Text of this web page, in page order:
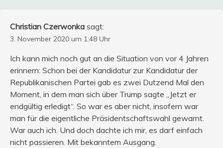
Christian Czerwonka sagt:
3. November 2020 um 1:48 Uhr
Ich kann mich noch gut an die Situation von vor 4 Jahren
erinnern: Schon bei der Kandidatur zur Kandidatur der
Republikanischen Partei gab es zwei Dutzend Mal den
Moment, in dem man sich über Trump sagte „Jetzt er
endgültig erledigt“. So war es aber nicht, insofern war
man für die eigentliche Präsidentschaftswahl gewarnt.
War auch ich. Und doch dachte ich mir, es darf einfach
nicht passieren. Mit bekanntem Ausgang.